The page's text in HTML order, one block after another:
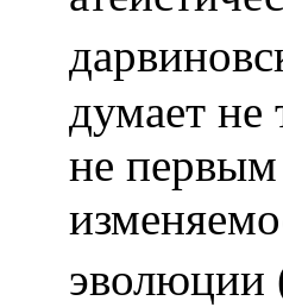
думает не
не
эволюции